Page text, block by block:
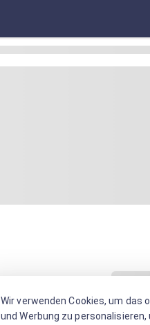
Wir verwenden Cookies, um
und Werbung zu